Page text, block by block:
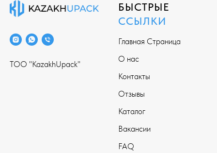
ТОО "KazakhUpack"
БЫСТРЫЕ
ССЫЛКИ
Главная Страница
О нас
Контакты
Отзывы
Каталог
Вакансии
FAQ